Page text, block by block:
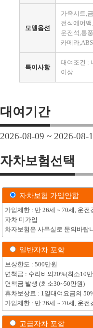
모델옵션
가죽시트,
전석에어
운전석,통
카메라
특이사항
대여조건 :
이상
대여기간
2026-08-09 ~ 2026-08-
자차보험선택
자차보험 가입안함
가입제한 : 만 26세 ~ 70세, 운전
자차 미가입
차자보험은 사무실로 문의바랍
일반자차 포함
보상한도 : 500만원
면책금 : 수리비의20%(최소10
면책금 발생 (최소30~50만원)
휴차보상료 : 1일대여요금의
가입제한 : 만 26세 ~ 70세, 운전
고급자차 포함